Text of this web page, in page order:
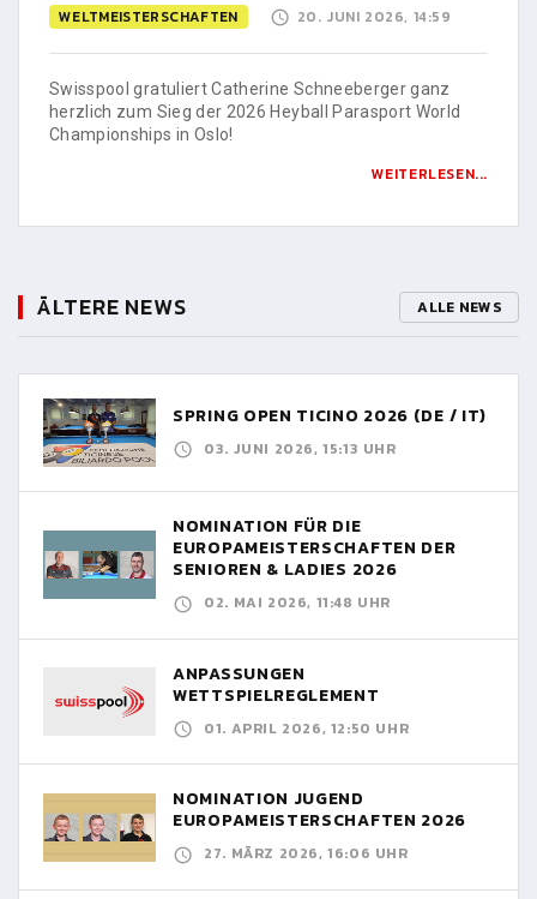
WELTMEISTERSCHAFTEN 20. JUNI 2026, 14:59
Swisspool gratuliert Catherine Schneeberger ganz
herzlich zum Sieg der 2026 Heyball Parasport World
Championships in Oslo!
WEITERLESEN...
ÄLTERE NEWS ALLE NEWS
SPRING OPEN TICINO 2026 (DE / IT)
03. JUNI 2026, 15:13 UHR
NOMINATION FÜR DIE
EUROPAMEISTERSCHAFTEN DER
SENIOREN & LADIES 2026
02. MAI 2026, 11:48 UHR
ANPASSUNGEN
WETTSPIELREGLEMENT
01. APRIL 2026, 12:50 UHR
NOMINATION JUGEND
EUROPAMEISTERSCHAFTEN 2026
27. MÄRZ 2026, 16:06 UHR